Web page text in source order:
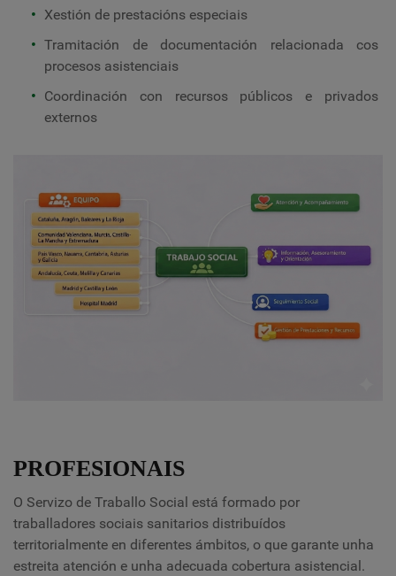
Xestión de prestacións especiais
Tramitación de documentación relacionada cos
procesos asistenciais
Coordinación con recursos públicos e privados
externos
PROFESIONAIS
O Servizo de Traballo Social está formado por
traballadores sociais sanitarios distribuídos
territorialmente en diferentes ámbitos, o que garante unha
estreita atención e unha adecuada cobertura asistencial.